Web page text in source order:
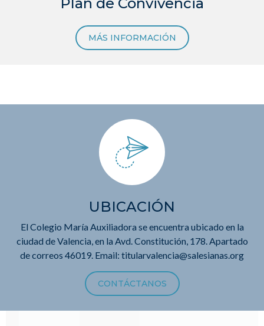
MÁS INFORMACIÓN
UBICACIÓN
El Colegio María Auxiliadora se encuentra ubicado en la
ciudad de Valencia, en la Avd. Constitución, 178. Apartado
de correos 46019. Email: titularvalencia@salesianas.org
CONTÁCTANOS